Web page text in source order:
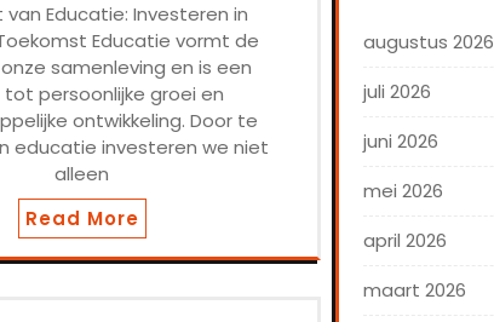
van Educatie: Investeren in
Educatie vormt de
samenleving en is een
persoonlijke groei en
ontwikkeling. Door te
educatie investeren we niet
alleen
Read More
augustus 2026
juli 2026
juni 2026
mei 2026
april 2026
maart 2026